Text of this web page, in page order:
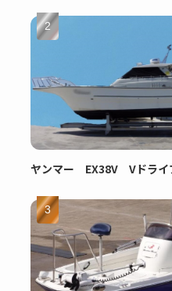
ヤンマー EX38V Vドライ